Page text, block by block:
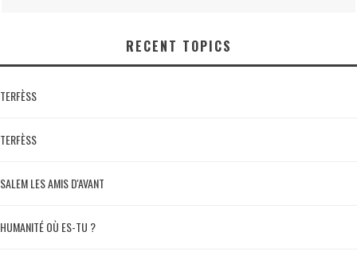
RECENT TOPICS
TERFÈSS
TERFÈSS
SALEM LES AMIS D'AVANT
HUMANITÉ OÙ ES-TU ?